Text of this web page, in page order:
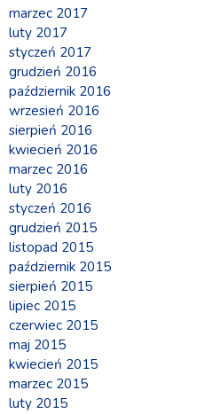
marzec 2017
luty 2017
styczeń 2017
grudzień 2016
październik 2016
wrzesień 2016
sierpień 2016
kwiecień 2016
marzec 2016
luty 2016
styczeń 2016
grudzień 2015
listopad 2015
październik 2015
sierpień 2015
lipiec 2015
czerwiec 2015
maj 2015
kwiecień 2015
marzec 2015
luty 2015